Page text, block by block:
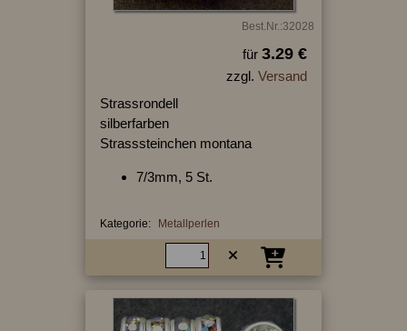
Best.Nr.:32028
für 3.29 €
zzgl. Versand
Strassrondell
silberfarben
Strasssteinchen montana
7/3mm, 5 St.
Kategorie: Metallperlen